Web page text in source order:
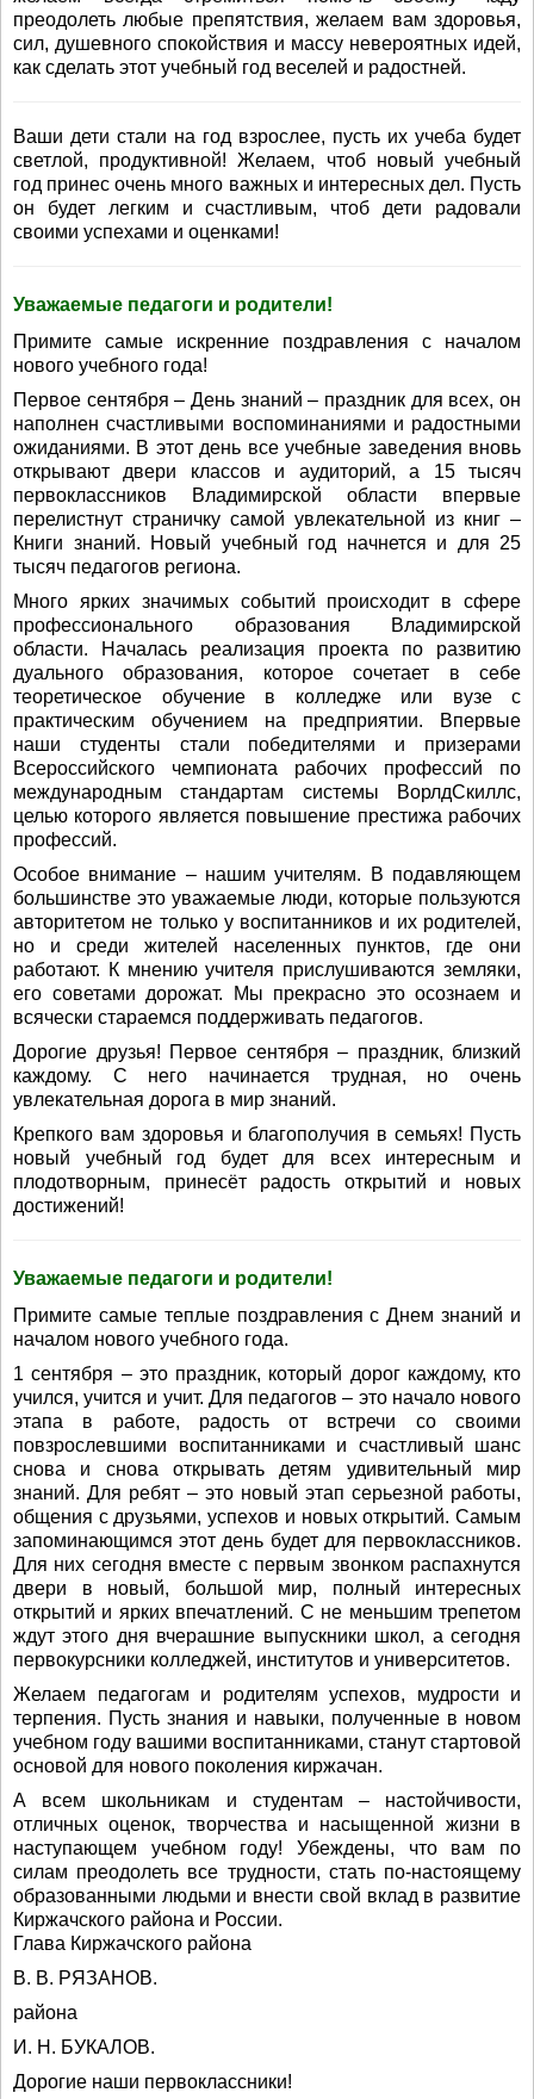
преодолеть любые препятствия, желаем вам здоровья,
сил, душевного спокойствия и массу невероятных идей,
как сделать этот учебный год веселей и радостней.
Ваши дети стали на год взрослее, пусть их учеба будет
светлой, продуктивной! Желаем, чтоб новый учебный
год принес очень много важных и интересных дел. Пусть
он будет легким и счастливым, чтоб дети радовали
своими успехами и оценками!
Уважаемые педагоги и родители!
Примите самые искренние поздравления с началом
нового учебного года!
Первое сентября – День знаний – праздник для всех, он
наполнен счастливыми воспоминаниями и радостными
ожиданиями. В этот день все учебные заведения вновь
открывают двери классов и аудиторий, а 15 тысяч
первоклассников Владимирской области впервые
перелистнут страничку самой увлекательной из книг –
Книги знаний. Новый учебный год начнется и для 25
тысяч педагогов региона.
Много ярких значимых событий происходит в сфере
профессионального образования Владимирской
области. Началась реализация проекта по развитию
дуального образования, которое сочетает в себе
теоретическое обучение в колледже или вузе с
практическим обучением на предприятии. Впервые
наши студенты стали победителями и призерами
Всероссийского чемпионата рабочих профессий по
международным стандартам системы ВорлдСкиллс,
целью которого является повышение престижа рабочих
профессий.
Особое внимание – нашим учителям. В подавляющем
большинстве это уважаемые люди, которые пользуются
авторитетом не только у воспитанников и их родителей,
но и среди жителей населенных пунктов, где они
работают. К мнению учителя прислушиваются земляки,
его советами дорожат. Мы прекрасно это осознаем и
всячески стараемся поддерживать педагогов.
Дорогие друзья! Первое сентября – праздник, близкий
каждому. С него начинается трудная, но очень
увлекательная дорога в мир знаний.
Крепкого вам здоровья и благополучия в семьях! Пусть
новый учебный год будет для всех интересным и
плодотворным, принесёт радость открытий и новых
достижений!
Уважаемые педагоги и родители!
Примите самые теплые поздравления с Днем знаний и
началом нового учебного года.
1 сентября – это праздник, который дорог каждому, кто
учился, учится и учит. Для педагогов – это начало нового
этапа в работе, радость от встречи со своими
повзрослевшими воспитанниками и счастливый шанс
снова и снова открывать детям удивительный мир
знаний. Для ребят – это новый этап серьезной работы,
общения с друзьями, успехов и новых открытий. Са­мым
запоминающимся этот день будет для первоклассников.
Для них сего­дня вместе с первым звонком распахнутся
двери в новый, большой мир, пол­ный интересных
открытий и ярких впечатлений. С не меньшим трепетом
ждут этого дня вчерашние выпускники школ, а сегодня
первокурсники кол­леджей, институтов и университетов.
Желаем педагогам и родителям успехов, мудрости и
терпения. Пусть знания и навыки, полученные в новом
учебном году вашими воспитанни­ками, станут стартовой
основой для нового поколения киржачан.
А всем школьникам и студентам – настойчивости,
отличных оценок, творчества и насыщенной жизни в
наступающем учебном году! Убеждены, что вам по
силам преодолеть все трудности, стать по-настоящему
образован­ными людьми и внести свой вклад в развитие
Киржачского района и России.
Глава Киржачского района
В. В. РЯЗАНОВ.
района
И. Н. БУКАЛОВ.
Дорогие наши первоклассники!